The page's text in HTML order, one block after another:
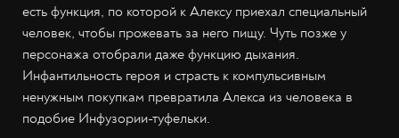
есть функция, по которой к Алексу приехал специальный
человек, чтобы прожевать за него пищу. Чуть позже у
персонажа отобрали даже функцию дыхания.
Инфантильность героя и страсть к компульсивным
ненужным покупкам превратила Алекса из человека в
подобие Инфузории-туфельки.